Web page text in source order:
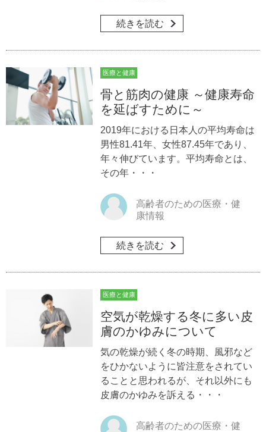
続きを読む
医療と健康
骨と筋肉の健康 ～健康寿命
を延ばすために～
2019年における日本人の平均寿命は
男性81.41年、女性87.45年であり、
年々伸びています。平均寿命とは、
その年・・・
高齢者のための医療・健
康情報
続きを読む
医療と健康
空気が乾燥する冬に多い皮
膚のかゆみについて
気の乾燥が続く冬の時期、風邪など
をひかないように皆注意をされてい
ることと思われるが、それ以外にも
皮膚のかゆみを訴える・・・
高齢者のための医療・健